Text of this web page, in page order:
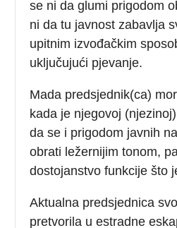
se ni da glumi prigodom
ni da tu javnost zabavlja
upitnim izvođačkim
uključujući pjevanje.
Mada predsjednik(ca)
kada je njegovoj
da se i prigodom javnih
obrati ležernijim tonom,
dostojanstvo funkcije što
Aktualna predsjednica
pretvorila u estradne